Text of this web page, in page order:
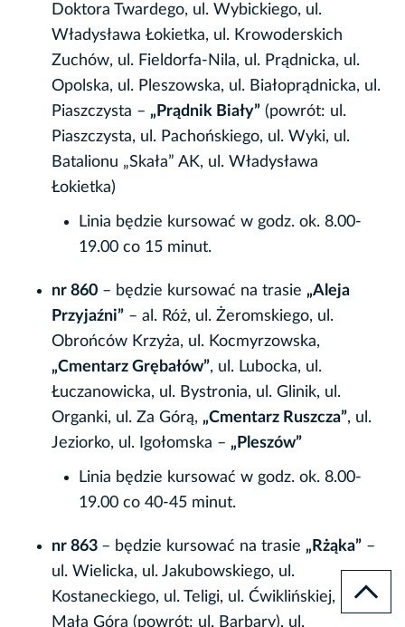
Doktora Twardego, ul. Wybickiego, ul.
Władysława Łokietka, ul. Krowoderskich
Zuchów, ul. Fieldorfa-Nila, ul. Prądnicka, ul.
Opolska, ul. Pleszowska, ul. Białoprądnicka, ul.
Piaszczysta – „Prądnik Biały” (powrót: ul.
Piaszczysta, ul. Pachońskiego, ul. Wyki, ul.
Batalionu „Skała” AK, ul. Władysława
Łokietka)
Linia będzie kursować w godz. ok. 8.00-
19.00 co 15 minut.
nr 860 – będzie kursować na trasie „Aleja
Przyjaźni” – al. Róż, ul. Żeromskiego, ul.
Obrońców Krzyża, ul. Kocmyrzowska,
„Cmentarz Grębałów”, ul. Lubocka, ul.
Łuczanowicka, ul. Bystronia, ul. Glinik, ul.
Organki, ul. Za Górą, „Cmentarz Ruszcza”, ul.
Jeziorko, ul. Igołomska – „Pleszów”
Linia będzie kursować w godz. ok. 8.00-
19.00 co 40-45 minut.
nr 863 – będzie kursować na trasie „Rżąka” –
ul. Wielicka, ul. Jakubowskiego, ul.
Kostaneckiego, ul. Teligi, ul. Ćwiklińskiej, ul.
Mała Góra (powrót: ul. Barbary), ul.